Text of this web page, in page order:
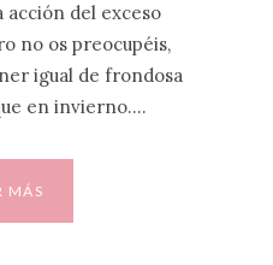
acción del exceso
no os preocupéis,
igual de frondosa
en invierno.…
MÁS